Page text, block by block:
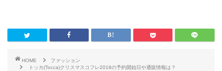
HOME
ファッション
トッカ(Tocca)クリスマスコフレ2018の予約開始日や通販情報は？